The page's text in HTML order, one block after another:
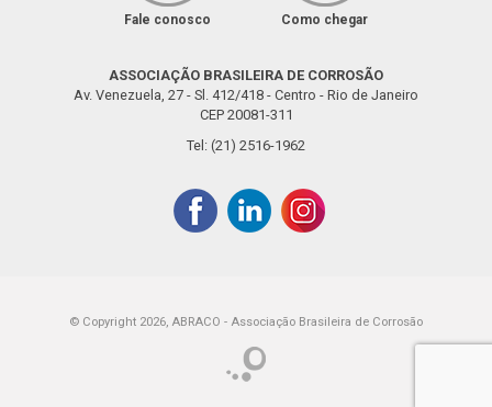
Fale conosco Como chegar
ASSOCIAÇÃO BRASILEIRA DE CORROSÃO
Av. Venezuela, 27 - Sl. 412/418 - Centro - Rio de Janeiro
CEP 20081-311
Tel: (21) 2516-1962
© Copyright 2026, ABRACO - Associação Brasileira de Corrosão